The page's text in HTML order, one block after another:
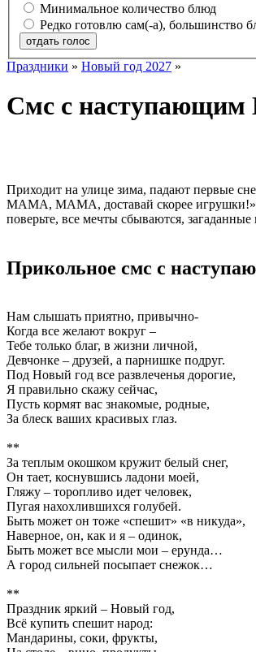
Минимальное количество блюд
Редко готовлю сам(-а), большинство
отдать голос
Праздники » Новый год 2027 »
Смс с наступающим
Приходит на улице зима, падают первые
МАМА, МАМА, доставай скорее игрушки!»
поверьте, все мечты сбываются,
Прикольное смс с
Нам слышать приятно, привычно-
Когда все желают вокруг –
Тебе только благ, в жизни личной,
Девчонке – друзей, а парнишке подруг.
Под Новый год все развлеченья дорогие,
Я правильно скажу сейчас,
Пусть кормят вас знакомые, родные,
За блеск ваших красивых глаз.
**
За теплым окошком кружит белый снег,
Он тает, коснувшись ладони моей,
Гляжу – торопливо идет человек,
Пугая нахохлившихся голубей.
Быть может он тоже «спешит» «в никуда»,
Наверное, он, как и я – одинок,
Быть может все мысли мои – ерунда…
А город сильней посыпает снежок…
**
Праздник яркий – Новый год,
Всё купить спешит народ:
Мандарины, соки, фрукты,